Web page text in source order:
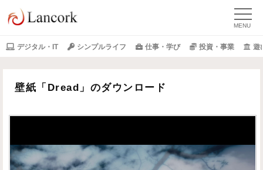
デジタル・IT シンプルライフ 仕事・学び 投資・事業 遊
壁紙「Dread」のダウンロード